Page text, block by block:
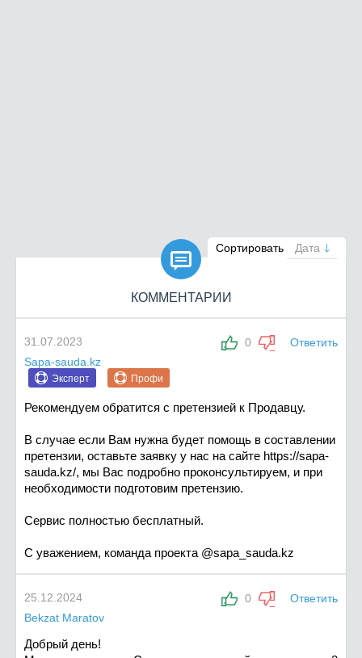
Сортировать Дата

КОММЕНТАРИИ
0 Ответить
31.07.2023
Sapa-sauda.kz
Эксперт Профи
Рекомендуем обратится c претензией к Продавцу.
В случае если Вам нужна будет помощь в составлении
претензии, оставьте заявку у нас на сайте https://sapa-
sauda.kz/, мы Вас подробно проконсультируем, и при
необходимости подготовим претензию.
Сервис полностью бесплатный.
С уважением, команда проекта @sapa_sauda.kz
0 Ответить
25.12.2024
Bekzat Maratov
Добрый день!